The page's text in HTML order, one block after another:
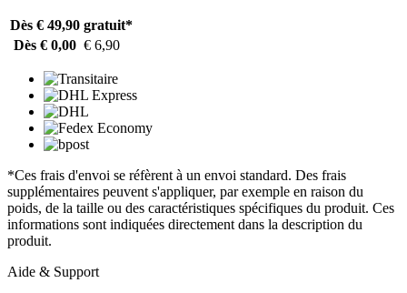
Dès € 49,90 gratuit*
Dès € 0,00 € 6,90
*Ces frais d'envoi se réfèrent à un envoi standard. Des frais
supplémentaires peuvent s'appliquer, par exemple en raison du
poids, de la taille ou des caractéristiques spécifiques du produit. Ces
informations sont indiquées directement dans la description du
produit.
Aide & Support